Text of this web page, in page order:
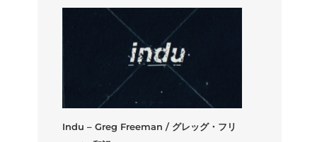
Indu – Greg Freeman / グレッグ・フリ